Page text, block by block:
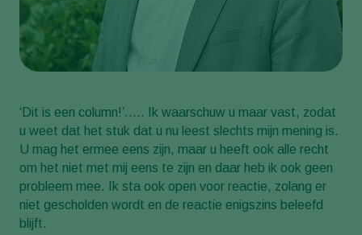
‘Dit is een column!’….. Ik waarschuw u maar vast, zodat
u weet dat het stuk dat u nu leest slechts mijn mening is.
U mag het ermee eens zijn, maar u heeft ook alle recht
om het niet met mij eens te zijn en daar heb ik ook geen
probleem mee. Ik sta ook open voor reactie, zolang er
niet gescholden wordt en de reactie enigszins beleefd
blijft.